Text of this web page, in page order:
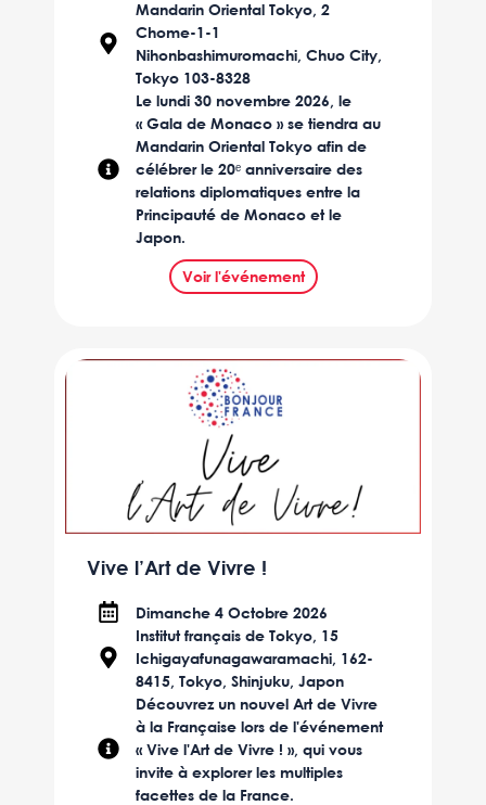
Mandarin Oriental Tokyo, 2
Chome-1-1
Nihonbashimuromachi, Chuo City,
Tokyo 103-8328
Le lundi 30 novembre 2026, le
« Gala de Monaco » se tiendra au
Mandarin Oriental Tokyo afin de
célébrer le 20ᵉ anniversaire des
relations diplomatiques entre la
Principauté de Monaco et le
Japon.
Voir l'événement
Vive l’Art de Vivre !
Dimanche 4 Octobre 2026
Institut français de Tokyo, 15
Ichigayafunagawaramachi, 162-
8415, Tokyo, Shinjuku, Japon
Découvrez un nouvel Art de Vivre
à la Française lors de l'événement
« Vive l'Art de Vivre ! », qui vous
invite à explorer les multiples
facettes de la France.